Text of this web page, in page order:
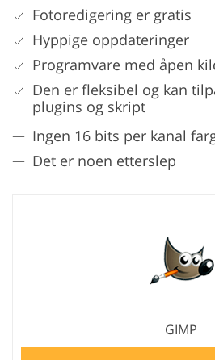
Fotoredigering er gratis
Hyppige oppdateringer
Programvare med åpen
Den er fleksibel og kan
plugins og skript
Ingen 16 bits per kanal
Det er noen etterslep
GIMP